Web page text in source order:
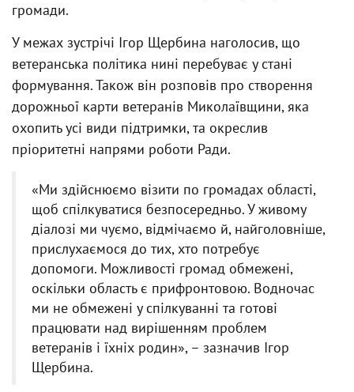
громади.
У межах зустрічі Ігор Щербина наголосив, що
ветеранська політика нині перебуває у стані
формування. Також він розповів про створення
дорожньої карти ветеранів Миколаївщини, яка
охопить усі види підтримки, та окреслив
пріоритетні напрями роботи Ради.
«Ми здійснюємо візити по громадах області,
щоб спілкуватися безпосередньо. У живому
діалозі ми чуємо, відмічаємо й, найголовніше,
прислухаємося до тих, хто потребує
допомоги. Можливості громад обмежені,
оскільки область є прифронтовою. Водночас
ми не обмежені у спілкуванні та готові
працювати над вирішенням проблем
ветеранів і їхніх родин», – зазначив Ігор
Щербина.